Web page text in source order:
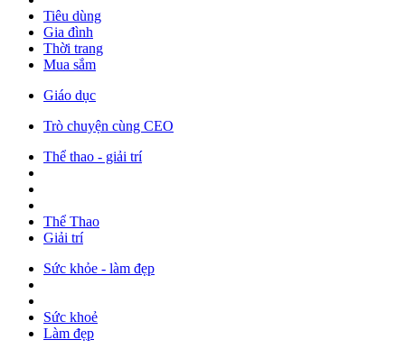
Tiêu dùng
Gia đình
Thời trang
Mua sắm
Giáo dục
Trò chuyện cùng CEO
Thể thao - giải trí
Thể Thao
Giải trí
Sức khỏe - làm đẹp
Sức khoẻ
Làm đẹp